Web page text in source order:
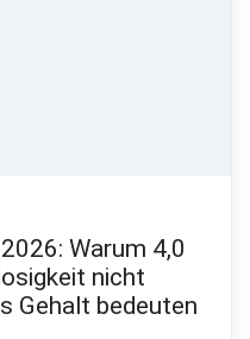
Warum 4,0
nicht
Gehalt bedeuten